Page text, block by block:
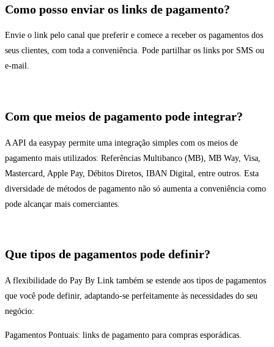
Como posso enviar os links de pagamento?
Envie o link pelo canal que preferir e comece a receber os pagamentos dos
seus clientes, com toda a conveniência. Pode partilhar os links por SMS ou
e-mail.
Com que meios de pagamento pode integrar?
A API da easypay permite uma integração simples com os meios de
pagamento mais utilizados: Referências Multibanco (MB), MB Way, Visa,
Mastercard, Apple Pay, Débitos Diretos, IBAN Digital, entre outros. Esta
diversidade de métodos de pagamento não só aumenta a conveniência como
pode alcançar mais comerciantes.
Que tipos de pagamentos pode definir?
A flexibilidade do Pay By Link também se estende aos tipos de pagamentos
que você pode definir, adaptando-se perfeitamente às necessidades do seu
negócio:
Pagamentos Pontuais: links de pagamento para compras esporádicas.